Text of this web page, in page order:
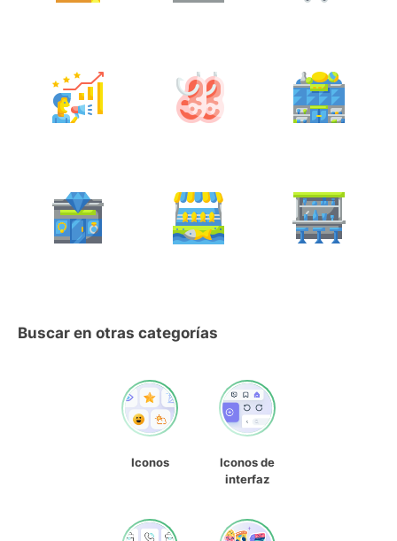
Buscar en otras categorías
Iconos
Iconos de
interfaz